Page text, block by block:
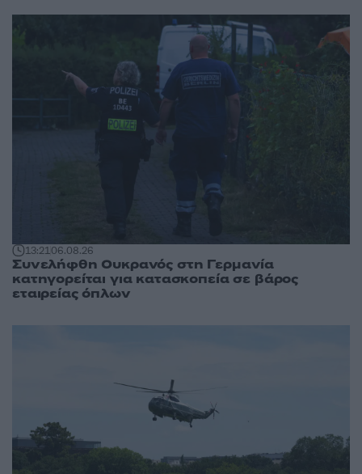
13:2106.08.26
Συνελήφθη Ουκρανός στη Γερμανία
κατηγορείται για κατασκοπεία σε βάρος
εταιρείας όπλων